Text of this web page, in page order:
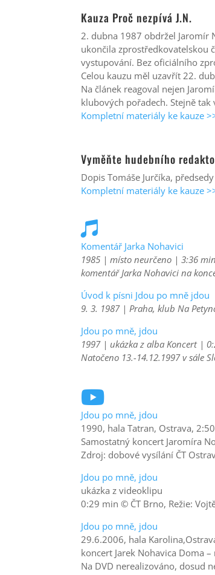
Kauza Proč nezpívá J.N.
2. dubna 1987 obdržel Jaromír
ukončila zprostředkovatelskou
vystupování. Bez oficiálního
Celou kauzu měl uzavřít 22.
Na článek reagoval nejen
klubových pořadech. Stejně
Kompletní materiály ke kauze
Vyměňte hudebního
Dopis Tomáše Jurčíka,
Kompletní materiály ke kauze

Komentář Jarka Nohavici
1985 | místo neurčeno | 3:36 min
komentář Jarka Nohavici na
Úvod k písni Jdou po mně jdou
9. 3. 1987 | Praha, klub Na
Jdou po mně, jdou
1997 | ukázka z alba Koncert |
Natočeno 13.-14.12.1997 v sále

Jdou po mně, jdou
1990, hala Tatran, Ostrava,
Samostatný koncert Jaromíra
Zdroj: dobové vysílání ČT
Jdou po mně, jdou
ukázka z videoklipu
0:29 min © ČT Brno, Režie:
Jdou po mně, jdou
29.6.2006, hala
koncert Jarek Nohavica Doma
Na DVD nerealizováno, dosud